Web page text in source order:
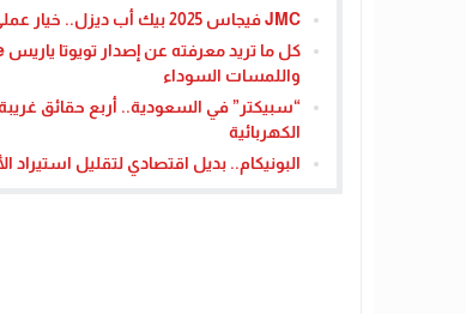
JMC فيجاس 2025 بيك أب ديزل.. خيار عملي بسعر منافس في السعودية
واللمسات السوداء
“سبيكتر” في السعودية.. أربع حقائق
الكهربائية
البونيكام.. بديل اقتصادي لتقليل استيراد